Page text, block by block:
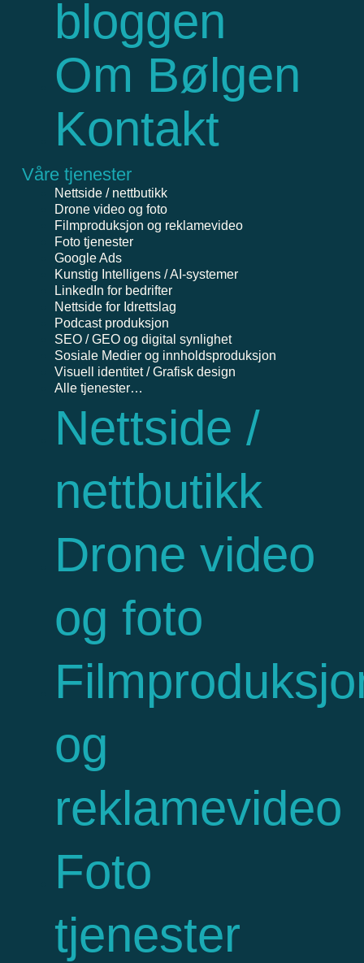
bloggen
Om Bølgen
Kontakt
Våre tjenester
Nettside / nettbutikk
Drone video og foto
Filmproduksjon og reklamevideo
Foto tjenester
Google Ads
Kunstig Intelligens / AI-systemer
LinkedIn for bedrifter
Nettside for Idrettslag
Podcast produksjon
SEO / GEO og digital synlighet
Sosiale Medier og innholdsproduksjon
Visuell identitet / Grafisk design
Alle tjenester…
Nettside /
nettbutikk
Drone video
og foto
og
reklamevideo
Foto
tjenester